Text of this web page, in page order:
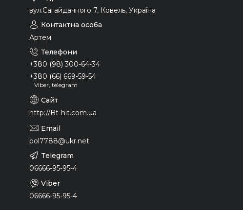
вул.Сагайдачного 7, Ковель, Україна
Артем
+380 (98) 300-64-34
+380 (66) 669-59-54
Viber, telegram
http://Bt-hit.com.ua
pol7788@ukr.net
06666-95-95-4
06666-95-95-4